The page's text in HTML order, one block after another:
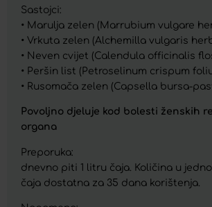
Sastojci:
• Marulja zelen (Marrubium vulgare
• Vrkuta zelen (Alchemilla vulgaris
• Neven cvijet (Calendula officinalis
• Peršin list (Petroselinum crispum
• Rusomača zelen (Capsella bursa-
Povoljno djeluje kod bolesti ženskih
organa
Preporuka:
dnevno piti 1 litru čaja. Količina u
čaja dostatna za 35 dana korištenja.